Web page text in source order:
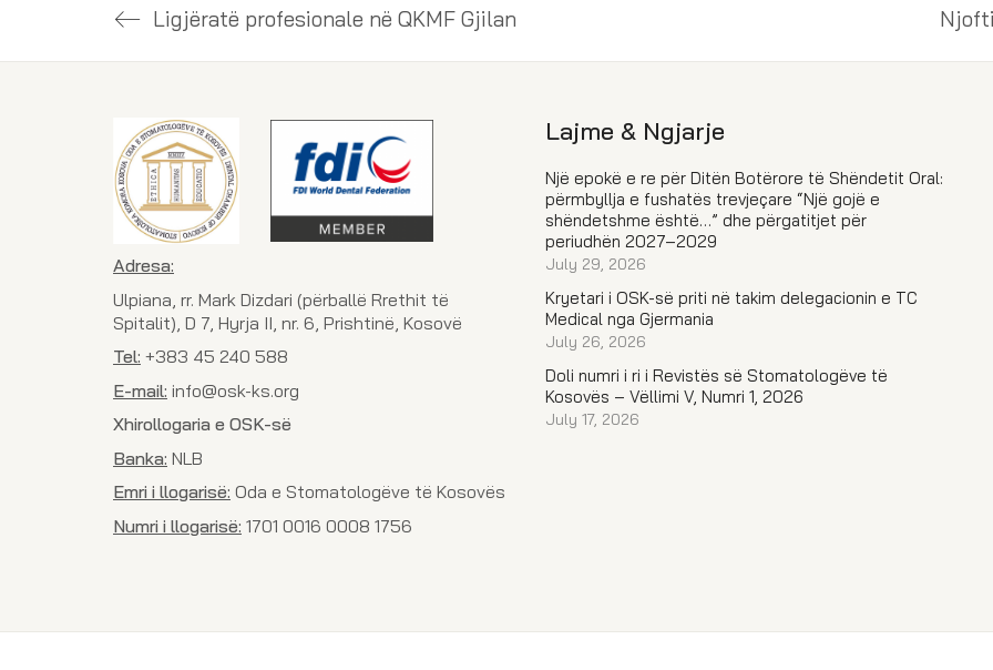
Ligjëratë profesionale në QKMF Gjilan
Adresa:
Ulpiana, rr. Mark Dizdari (përballë Rrethit të
Spitalit), D 7, Hyrja II, nr. 6, Prishtinë, Kosovë
Tel: +383 45 240 588
E-mail: info@osk-ks.org
Xhirollogaria e OSK-së
Banka: NLB
Emri i llogarisë: Oda e Stomatologëve të Kosovës
Numri i llogarisë: 1701 0016 0008 1756
Lajme & Ngjarje
Një epokë e re për Ditën Botërore të Shëndetit Oral:
përmbyllja e fushatës trevjeçare “Një gojë e
shëndetshme është…” dhe përgatitjet për
periudhën 2027–2029
July 29, 2026
Kryetari i OSK-së priti në takim delegacionin e TC
Medical nga Gjermania
July 26, 2026
Doli numri i ri i Revistës së Stomatologëve të
Kosovës – Vëllimi V, Numri 1, 2026
July 17, 2026